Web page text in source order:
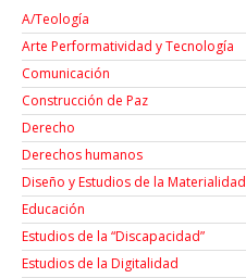
A/Teología
Arte Performatividad y Tecnología
Comunicación
Construcción de Paz
Derecho
Derechos humanos
Diseño y Estudios de la Materialidad
Educación
Estudios de la “Discapacidad”
Estudios de la Digitalidad